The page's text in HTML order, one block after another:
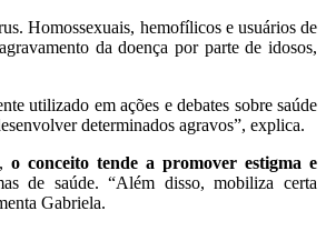
Homossexuais, hemofílicos e usuários de
da doença por parte de idosos,
utilizado em ações e debates sobre saúde
determinados agravos”, explica.
o conceito tende a promover estigma e
de saúde. “Além disso, mobiliza certa
Gabriela.